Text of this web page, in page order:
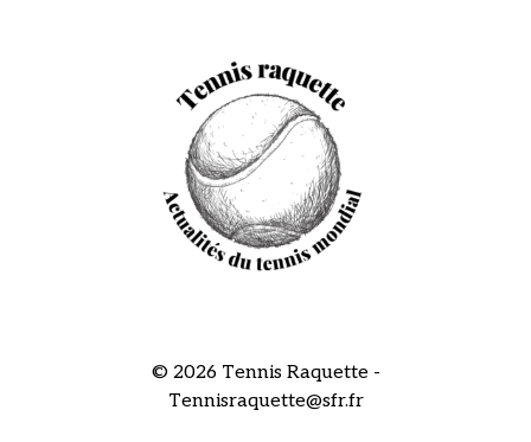
© 2026 Tennis Raquette -
Tennisraquette@sfr.fr